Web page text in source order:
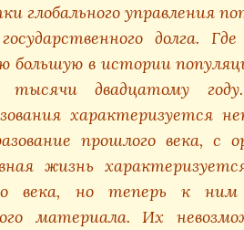
управления
долга.
большую в истории
двадцатому
характеризуется
прошлого века, с
жизнь
века, но теперь к
материала. Их